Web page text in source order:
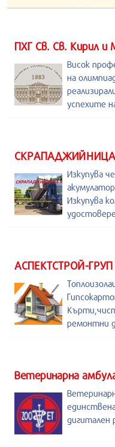
ПХГ Св. Св. Кирил и
Висок
на
успехите
Изкупува
Изкупува
АСПЕКТСТРОЙ-
ремонтни
Ветеринарна
дигитален